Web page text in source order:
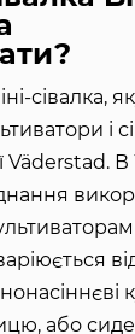
сівалка,
і
В
або